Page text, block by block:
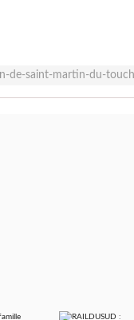
de-saint-martin-du-